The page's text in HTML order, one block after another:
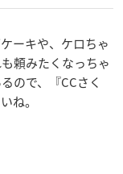
ーキや、ケロちゃ
頼みたくなっちゃ
ので、『CCさく
ね。